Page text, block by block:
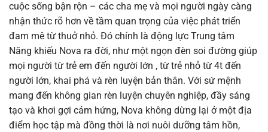
cuộc sống bận rộn – các cha mẹ và mọi người ngày càng
nhận thức rõ hơn về tầm quan trọng của việc phát triển
đam mê từ thuở nhỏ. Đó chính là động lực Trung tâm
Năng khiếu Nova ra đời, như một ngọn đèn soi đường giúp
mọi người từ trẻ em đến người lớn , từ trẻ nhỏ từ 4t đến
người lớn, khai phá và rèn luyện bản thân. Với sứ mệnh
mang đến không gian rèn luyện chuyên nghiệp, đầy sáng
tạo và khơi gợi cảm hứng, Nova không dừng lại ở một địa
điểm học tập mà đồng thời là nơi nuôi dưỡng tâm hồn,